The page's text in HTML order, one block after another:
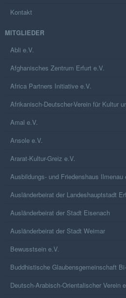
Kontakt
MITGLIEDER
Abli e.V.
Afghanisches Zentrum Erfurt e.V.
Africa Partners Initiative e.V.
Afrikanisch-Deutscher-Verein für Kultur
Amal e.V.
Ansole e.V.
Ararat-Kultur-Greiz e.V.
Ausbildungs- und Friedenshaus Ilmenau
Ausländerbeirat der Landeshauptstadt
Ausländerbeirat der Stadt Eisenach
Ausländerbeirat der Stadt Weimar
Bewusstsein e.V.
Buddhistische Glaubensgemeinschaft
Deutsch-Arabisch-Orientalischer Verein